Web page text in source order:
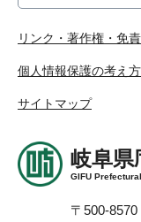
リンク・著作権・免
個人情報保護の考え方
サイトマップ
岐阜県
GIFU
〒500-8570